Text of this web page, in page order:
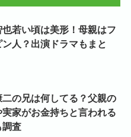
也若い頃は美形！母親はフ
ン人？出演ドラマもまと
二の兄は何してる？父親の
実家がお金持ちと言われる
調査